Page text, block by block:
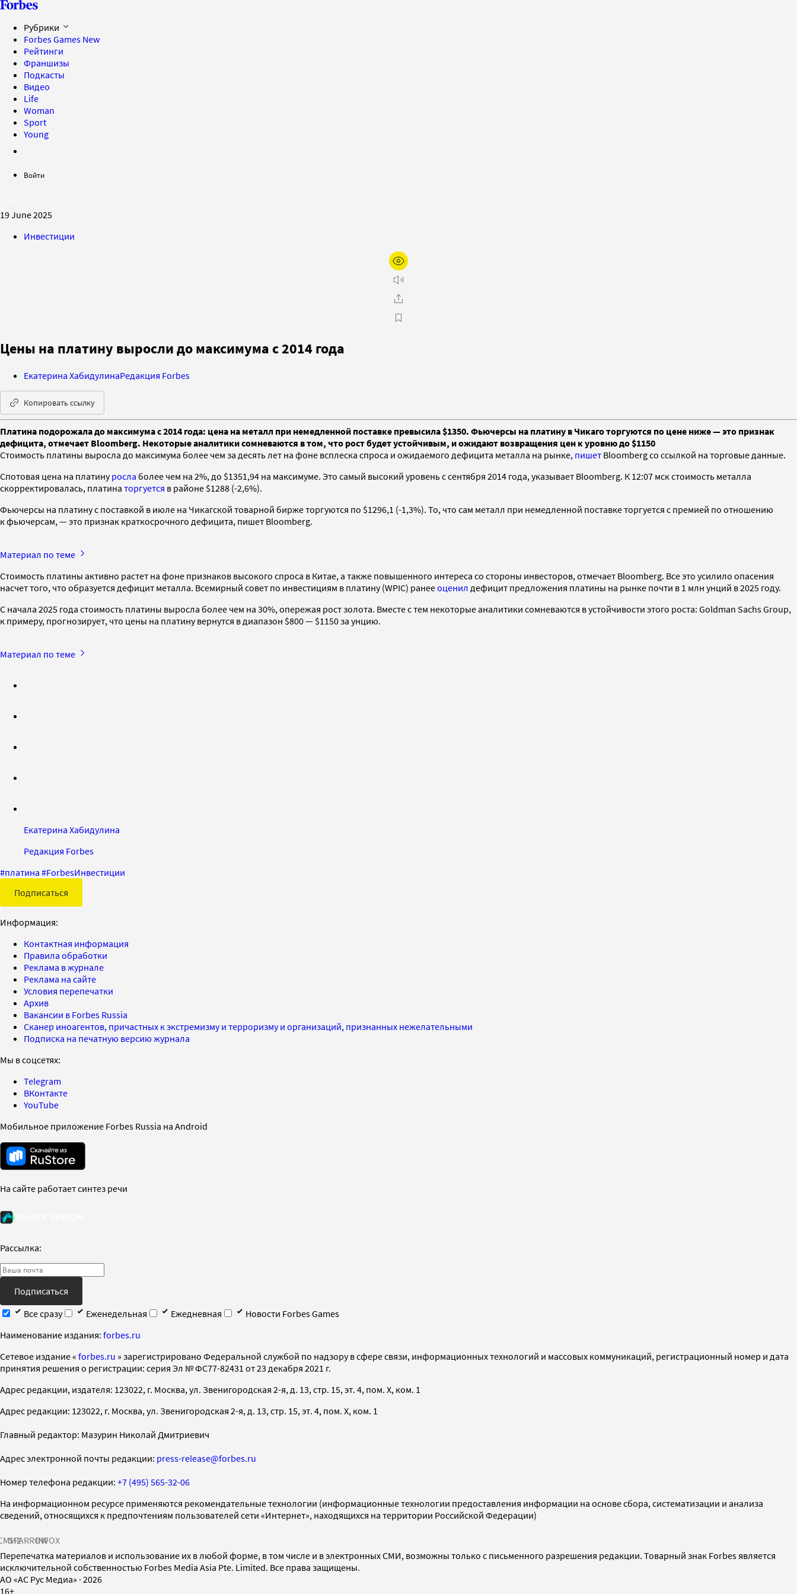
Рубрики
Forbes Games New
Рейтинги
Франшизы
Подкасты
Видео
Life
Woman
Sport
Young
Войти
19 June 2025
Инвестиции
Цены на платину выросли до максимума с 2014 года
Екатерина ХабидулинаРедакция Forbes
Копировать ссылку
Платина подорожала до максимума с 2014 года: цена на металл при немедленной поставке превысила $1350. Фьючерсы на платину в Чикаго торгуются по цене ниже — это признак
дефицита, отмечает Bloomberg. Некоторые аналитики сомневаются в том, что рост будет устойчивым, и ожидают возвращения цен к уровню до $1150
Стоимость платины выросла до максимума более чем за десять лет на фоне всплеска спроса и ожидаемого дефицита металла на рынке, пишет Bloomberg со ссылкой на торговые данные.
Спотовая цена на платинуросла более чем на 2%, до $1351,94 на максимуме. Это самый высокий уровень с сентября 2014 года, указывает Bloomberg. К 12:07 мск стоимость металла
скорректировалась, платина торгуется в районе $1288 (-2,6%).
Фьючерсы на платину с поставкой в июле на Чикагской товарной бирже торгуются по $1296,1 (-1,3%). То, что сам металл при немедленной поставке торгуется с премией по отношению
к фьючерсам, — это признак краткосрочного дефицита, пишет Bloomberg.
Материал по теме
Стоимость платины активно растет на фоне признаков высокого спроса в Китае, а также повышенного интереса со стороны инвесторов, отмечает Bloomberg. Все это усилило опасения
насчет того, что образуется дефицит металла. Всемирный совет по инвестициям в платину (WPIC) ранееоценил дефицит предложения платины на рынке почти в 1 млн унций в 2025 году.
С начала 2025 года стоимость платины выросла более чем на 30%, опережая рост золота. Вместе с тем некоторые аналитики сомневаются в устойчивости этого роста: Goldman Sachs Group,
к примеру, прогнозирует, что цены на платину вернутся в диапазон $800 — $1150 за унцию.
Материал по теме
Екатерина Хабидулина
Редакция Forbes
#платина #ForbesИнвестиции
Подписаться
Информация:
Контактная информация
Правила обработки
Реклама в журнале
Реклама на сайте
Условия перепечатки
Архив
Вакансии в Forbes Russia
Сканер иноагентов, причастных к экстремизму и терроризму и организаций, признанных нежелательными
Подписка на печатную версию журнала
Мы в соцсетях:
Telegram
ВКонтакте
YouTube
Мобильное приложение Forbes Russia на Android
На сайте работает синтез речи
Рассылка:
Подписаться
Все сразу
Еженедельная Ежедневная
Новости Forbes Games
Наименование издания: forbes.ru
Cетевое издание « forbes.ru » зарегистрировано Федеральной службой по надзору в сфере связи, информационных технологий и массовых коммуникаций, регистрационный номер и дата
принятия решения о регистрации: серия Эл № ФС77-82431 от 23 декабря 2021 г.
Адрес редакции, издателя: 123022, г. Москва, ул. Звенигородская 2-я, д. 13, стр. 15, эт. 4, пом. X, ком. 1
Адрес редакции: 123022, г. Москва, ул. Звенигородская 2-я, д. 13, стр. 15, эт. 4, пом. X, ком. 1
Главный редактор: Мазурин Николай Дмитриевич
Адрес электронной почты редакции: press-release@forbes.ru
Номер телефона редакции: +7 (495) 565-32-06
На информационном ресурсе применяются рекомендательные технологии (информационные технологии предоставления информации на основе сбора, систематизации и анализа
сведений, относящихся к предпочтениям пользователей сети «Интернет», находящихся на территории Российской Федерации)
SPARROWINFOX
Перепечатка материалов и использование их в любой форме, в том числе и в электронных СМИ, возможны только с письменного разрешения редакции. Товарный знак Forbes является
исключительной собственностью Forbes Media Asia Pte. Limited. Все права защищены.
AO «АС Рус Медиа» · 2026
16+